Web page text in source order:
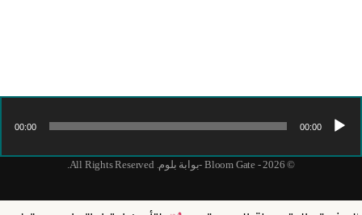
00:00
00:00
© 2026 - Bloom Gate -بوابة بلوم. All Rights Reserved.